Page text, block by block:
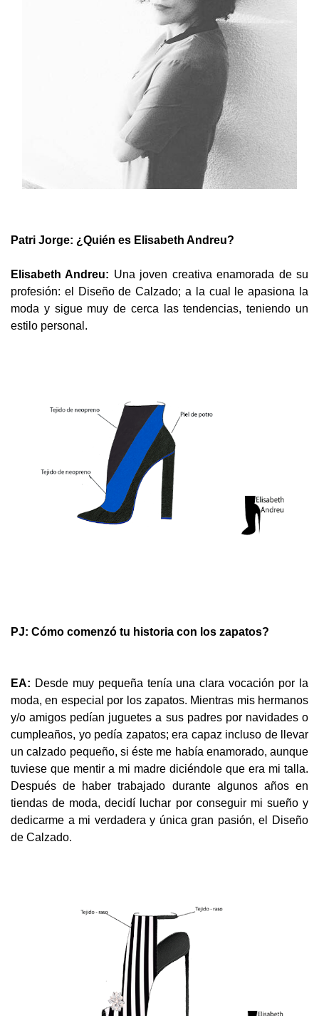
Patri Jorge: ¿Quién es Elisabeth Andreu?
Elisabeth Andreu: Una joven creativa enamorada de su
profesión: el Diseño de Calzado; a la cual le apasiona la
moda y sigue muy de cerca las tendencias, teniendo un
estilo personal.
PJ: Cómo comenzó tu historia con los zapatos?
EA: Desde muy pequeña tenía una clara vocación por la
moda, en especial por los zapatos. Mientras mis hermanos
y/o amigos pedían juguetes a sus padres por navidades o
cumpleaños, yo pedía zapatos; era capaz incluso de llevar
un calzado pequeño, si éste me había enamorado, aunque
tuviese que mentir a mi madre diciéndole que era mi talla.
Después de haber trabajado durante algunos años en
tiendas de moda, decidí luchar por conseguir mi sueño y
dedicarme a mi verdadera y única gran pasión, el Diseño
de Calzado.